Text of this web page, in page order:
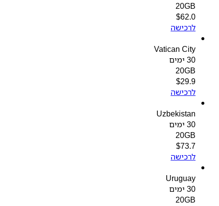
20GB
$62.0
לרכישה
Vatican City
20GB
$29.9
לרכישה
Uzbekistan
20GB
$73.7
לרכישה
Uruguay
20GB